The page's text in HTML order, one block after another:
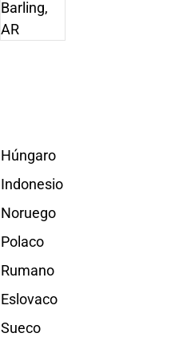
Húngaro
Indonesio
Noruego
Polaco
Rumano
Eslovaco
Sueco